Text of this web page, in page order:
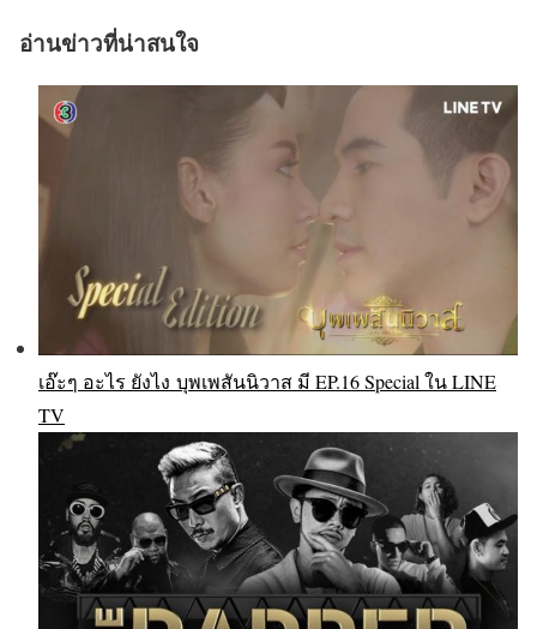
อ่านข่าวที่น่าสนใจ
เอ๊ะๆ อะไร ยังไง บุพเพสันนิวาส มี EP.16 Special ใน LINE
TV